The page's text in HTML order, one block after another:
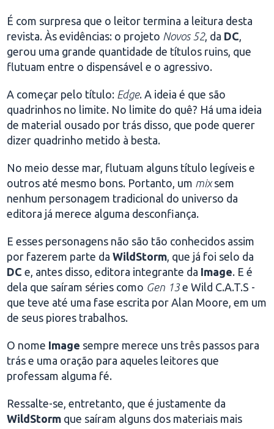
É com surpresa que o leitor termina a leitura desta
revista. Às evidências: o projeto Novos 52, da DC,
gerou uma grande quantidade de títulos ruins, que
flutuam entre o dispensável e o agressivo.
A começar pelo título: Edge. A ideia é que são
quadrinhos no limite. No limite do quê? Há uma ideia
de material ousado por trás disso, que pode querer
dizer quadrinho metido à besta.
No meio desse mar, flutuam alguns título legíveis e
outros até mesmo bons. Portanto, um mixsem
nenhum personagem tradicional do universo da
editora já merece alguma desconfiança.
E esses personagens não são tão conhecidos assim
por fazerem parte daWildStorm, que já foi selo da
DC e, antes disso, editora integrante da Image. E é
dela que saíram séries como Gen 13e Wild C.A.T.S -
que teve até uma fase escrita por Alan Moore, em um
de seus piores trabalhos.
O nome Image sempre merece uns três passos para
trás e uma oração para aqueles leitores que
professam alguma fé.
Ressalte-se, entretanto, que é justamente da
WildStorm que saíram alguns dos materiais mais